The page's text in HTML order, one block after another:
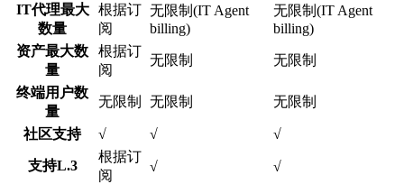
IT代理最大
数量
根据订
阅
无限制(IT Agent
billing)
无限制(IT Agent
billing)
资产最大数
量
根据订
阅
无限制 无限制
终端用户数
量
无限制 无限制 无限制
社区支持 √ √ √
支持L.3
根据订
阅
√ √